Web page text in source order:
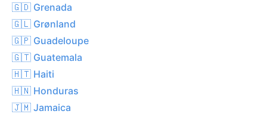
🇬🇩 Grenada
🇬🇱 Grønland
🇬🇵 Guadeloupe
🇬🇹 Guatemala
🇭🇹 Haiti
🇭🇳 Honduras
🇯🇲 Jamaica